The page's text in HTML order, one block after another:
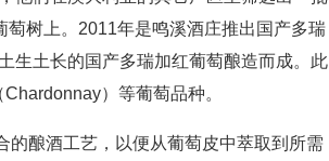
树上。2011年是鸣溪酒庄推出国产多瑞
生土长的国产多瑞加红葡萄酿造而成。此
）等葡萄品种。
酿酒工艺，以便从葡萄皮中萃取到所需